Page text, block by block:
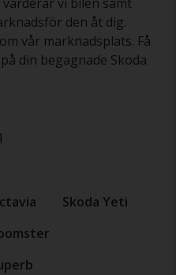
den åt dig.
vår marknadsplats. Få
din begagnade Skoda
Skoda Yeti